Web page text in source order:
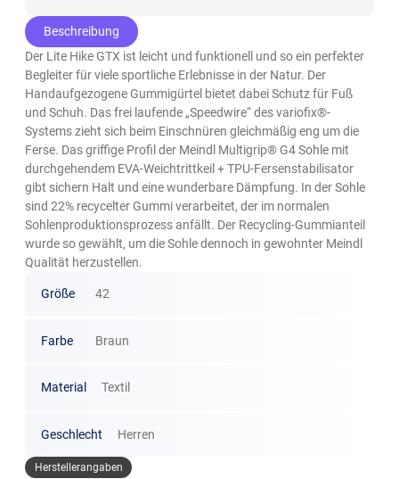
Beschreibung
Der Lite Hike GTX ist leicht und funktionell und so ein perfekter
Begleiter für viele sportliche Erlebnisse in der Natur. Der
Handaufgezogene Gummigürtel bietet dabei Schutz für Fuß
und Schuh. Das frei laufende „Speedwire“ des variofix®-
Systems zieht sich beim Einschnüren gleichmäßig eng um die
Ferse. Das griffige Profil der Meindl Multigrip® G4 Sohle mit
durchgehendem EVA-Weichtrittkeil + TPU-Fersenstabilisator
gibt sichern Halt und eine wunderbare Dämpfung. In der Sohle
sind 22% recycelter Gummi verarbeitet, der im normalen
Sohlenproduktionsprozess anfällt. Der Recycling-Gummianteil
wurde so gewählt, um die Sohle dennoch in gewohnter Meindl
Qualität herzustellen.
Größe 42
Farbe Braun
Material Textil
Geschlecht Herren
Herstellerangaben